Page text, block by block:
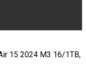
15 2024 M3 16/1TB,